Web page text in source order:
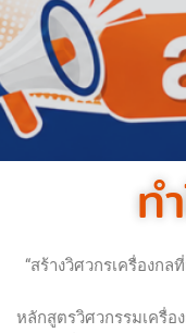
ท
“สร้างวิศวกรเครื่องก
หลักสูตรวิศวกรรมเครื่